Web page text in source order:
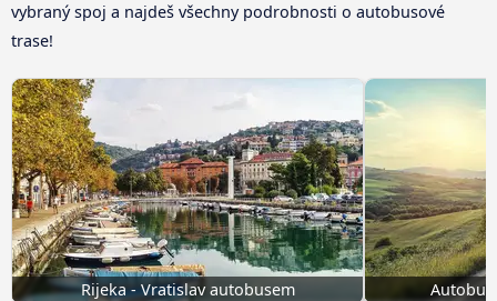
vybraný spoj a najdeš všechny podrobnosti o autobusové
trase!
Rijeka - Vratislav autobusem